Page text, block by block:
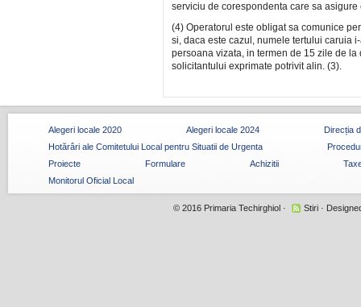
serviciu de corespondenta care sa
(4) Operatorul este obligat sa comunice
si, daca este cazul, numele tertului caruia
persoana vizata, in termen de 15 zile de
solicitantului exprimate potrivit alin. (3).
Alegeri locale 2020 Alegeri locale 2024
Direcția
Hotărâri ale Comitetului Local pentru Situatii de Urgenta
Proiecte
Formulare Achizitii
Monitorul Oficial Local
© 2016 Primaria Techirghiol· Stiri·